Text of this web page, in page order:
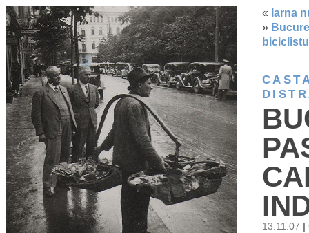
« Iarna
»
13.11.07